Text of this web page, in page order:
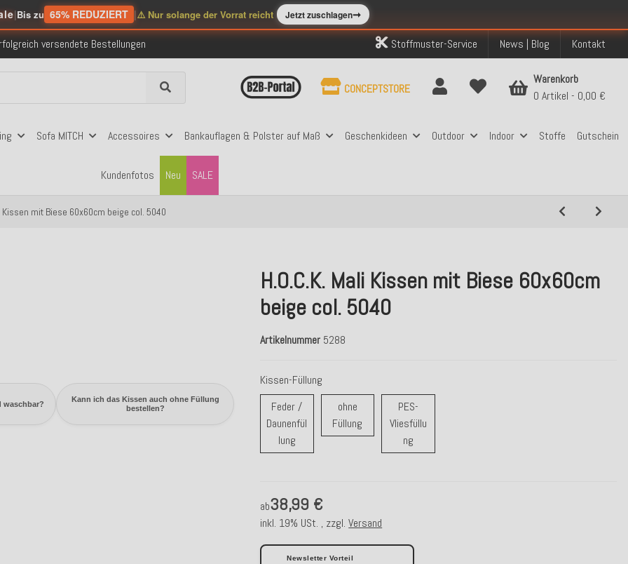
|Bis zu 65% REDUZIERT |⚠️ Nur solange der Vorrat reicht Jetzt zuschlagen➞
Deutschlands ab 99€ Bestellwert
versendete Bestellungen
Klarna, PayPal & Amazon Pay
Deutschlands ab 99€ Bestellwert
Stoffmuster-Service News | Blog Kontakt
Sofa MITCH Accessoires Bankauflagen & Polster auf Maß Geschenkideen Outdoor Indoor Stoffe Gutschein
Kundenfotos SALE
Neu
CONCEPTSTORE
Warenkorb
0 Artikel
0,00 €
Kissen mit Biese 60x60cm beige col. 5040
waschbar?
Kann ich das Kissen auch ohne Füllung
bestellen?
H.O.C.K. Mali Kissen mit Biese 60x60cm
beige col. 5040
Artikelnummer 5288
Kissen-Füllung
Feder /
Daunenfül
lungFeder / Daunenfüllung
ohne
Füllung ohne Füllung
PES-
Vliesfüllu
ngPES-Vliesfüllung
ab38,99 €
inkl. 19% USt. , zzgl.Versand
Newsletter Vorteil